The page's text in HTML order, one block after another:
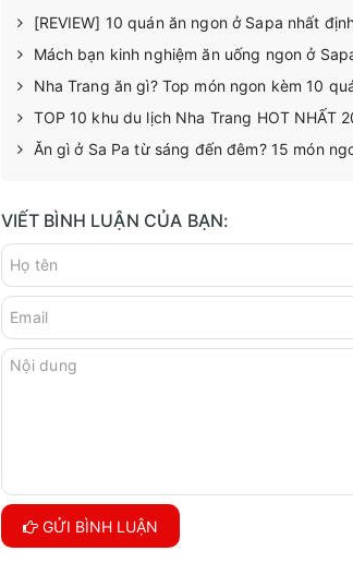
[REVIEW] 10 quán ăn ngon ở Sapa nhất
Mách bạn kinh nghiệm ăn uống ngon ở
Nha Trang ăn gì? Top món ngon kèm 10
TOP 10 khu du lịch Nha Trang HOT NHẤT
Ăn gì ở Sa Pa từ sáng đến đêm? 15 món
VIẾT BÌNH LUẬN CỦA BẠN:
GỬI BÌNH LUẬN